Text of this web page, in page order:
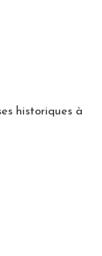
historiques à